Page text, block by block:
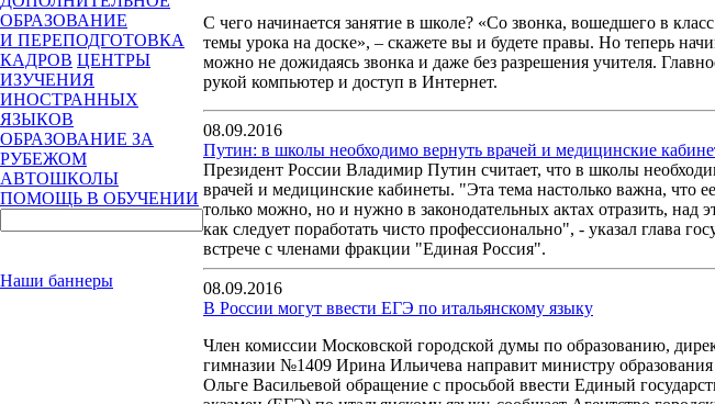
ОБРАЗОВАНИЕ
И ПЕРЕПОДГОТОВКА
КАДРОВ ЦЕНТРЫ
ИЗУЧЕНИЯ
ИНОСТРАННЫХ
ЯЗЫКОВ
ОБРАЗОВАНИЕ ЗА
РУБЕЖОМ
АВТОШКОЛЫ
ПОМОЩЬ В ОБУЧЕНИИ
Наши баннеры
С чего начинается занятие в школе? «Со звонка, вошедшего в
темы урока на доске», – скажете вы и будете правы. Но теперь
можно не дожидаясь звонка и даже без разрешения учителя.
рукой компьютер и доступ в Интернет.
08.09.2016
Путин: в школы необходимо вернуть врачей и медицинские
Президент России Владимир Путин считает, что в школы
врачей и медицинские кабинеты. "Эта тема настолько важна, что
только можно, но и нужно в законодательных актах отразить, над
как следует поработать чисто профессионально", - указал глава
встрече с членами фракции "Единая Россия".
08.09.2016
В России могут ввести ЕГЭ по итальянскому языку
Член комиссии Московской городской думы по образованию,
гимназии №1409 Ирина Ильичева направит министру
Ольге Васильевой обращение с просьбой ввести Единый